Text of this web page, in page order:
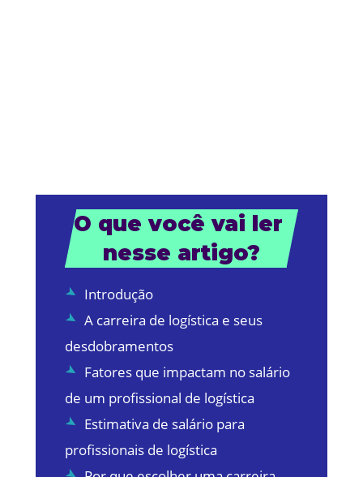
O que você vai ler
nesse artigo?
Introdução
A carreira de logística e seus
desdobramentos
Fatores que impactam no salário
de um profissional de logística
Estimativa de salário para
profissionais de logística